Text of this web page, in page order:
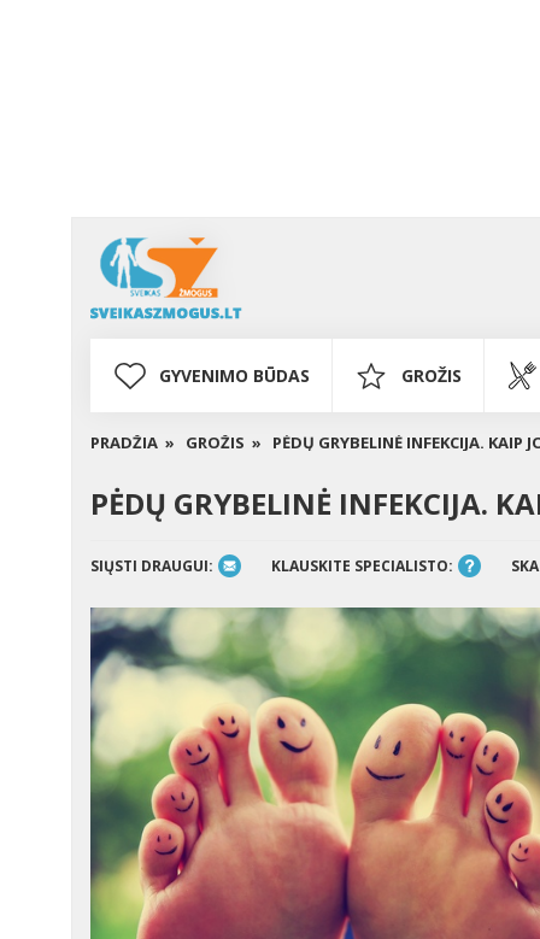
GYVENIMO BŪDAS GROŽIS
PRADŽIA » GROŽIS » PĖDŲ GRYBELINĖ INFEKCIJA. KAIP
PĖDŲ GRYBELINĖ INFEKCIJA.
SIŲSTI DRAUGUI: KLAUSKITE SPECIALISTO: